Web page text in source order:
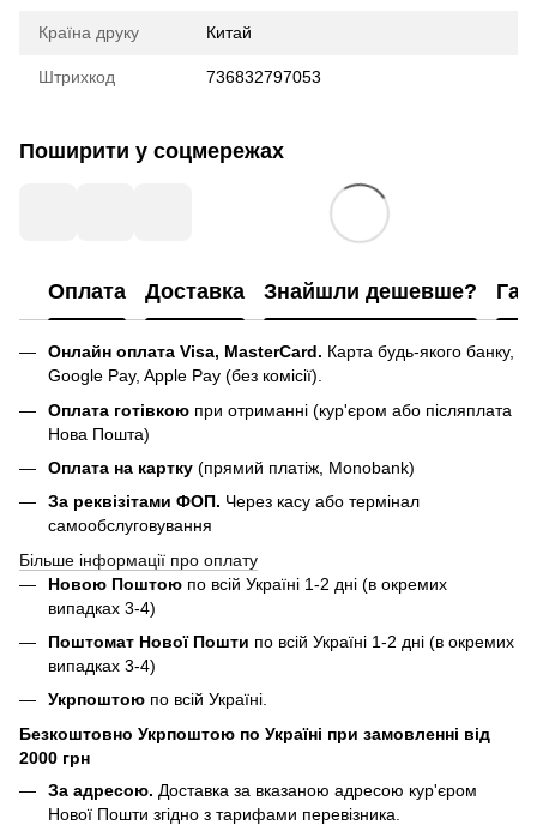
Країна друку Китай
Штрихкод 736832797053
Поширити у соцмережах
Оплата Доставка Знайшли дешевше?
Онлайн оплата Visa, MasterCard. Карта будь-якого банку,
Google Pay, Apple Pay (без комісії).
Оплата готівкою при отриманні (кур'єром або післяплата
Нова Пошта)
Оплата на картку (прямий платіж, Monobank)
За реквізітами ФОП. Через касу або термінал
самообслуговування
Більше інформації про оплату
Новою Поштою по всій Україні 1-2 дні (в окремих
випадках 3-4)
Поштомат Нової Пошти по всій Україні 1-2 дні (в окремих
випадках 3-4)
Укрпоштою по всій Україні.
Безкоштовно Укрпоштою по Україні при замовленні від
2000 грн
За адресою. Доставка за вказаною адресою кур'єром
Нової Пошти згідно з тарифами перевізника.